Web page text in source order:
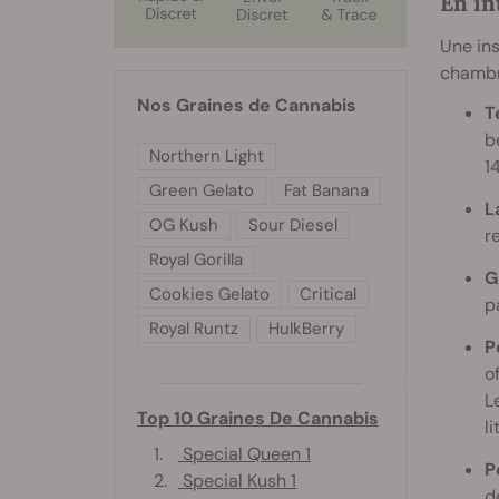
Une
Nos Graines de Cannabis
Northern Light
Green Gelato
Fat Banana
OG Kush
Sour Diesel
Royal Gorilla
Cookies Gelato
Critical
Royal Runtz
HulkBerry
Top 10 Graines De Cannabis
1.
Special Queen 1
2.
Special Kush 1